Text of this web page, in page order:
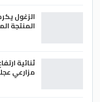
الزغول
المنتجة
ثنائية
مزارعي